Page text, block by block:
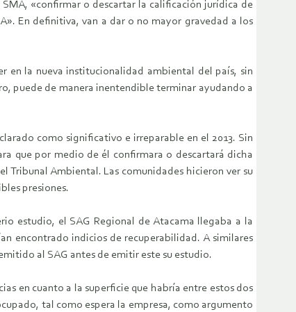
«confirmar o descartar la calificación jurídica de
En definitiva, van a dar o no mayor gravedad a los
en la nueva institucionalidad ambiental del país, sin
puede de manera inentendible terminar ayudando a
como significativo e irreparable en el 2013. Sin
que por medio de él confirmara o descartará dicha
Tribunal Ambiental. Las comunidades hicieron ver su
presiones.
estudio, el SAG Regional de Atacama llegaba a la
encontrado indicios de recuperabilidad. A similares
al SAG antes de emitir este su estudio.
en cuanto a la superficie que habría entre estos dos
tal como espera la empresa, como argumento